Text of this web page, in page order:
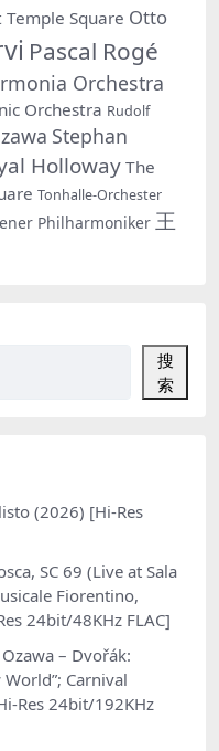
Square Otto
Pascal Rogé
Orchestra
Orchestra Rudolf
Stephan
HollowayThe
Tonhalle-Orchester
Philharmoniker 王
搜
索
(2026) [Hi-Res
SC 69 (Live at Sala
Fiorentino,
24bit/48KHz FLAC]
– Dvořák:
Carnival
Res 24bit/192KHz